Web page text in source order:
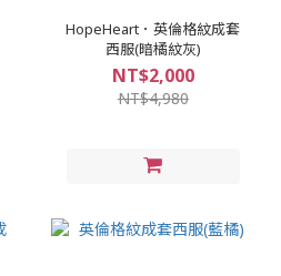
HopeHeart．英倫格紋成套
西服(暗橘紋灰)
NT$2,000
NT$4,980